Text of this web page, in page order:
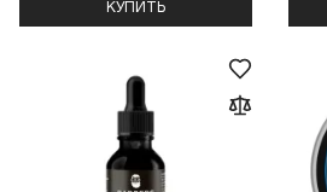
КУПИТЬ